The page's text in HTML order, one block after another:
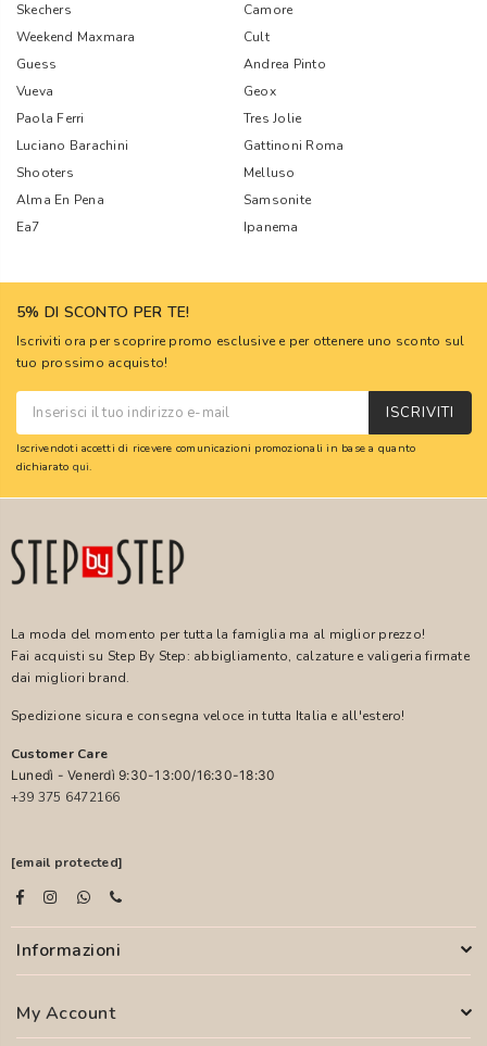
Skechers
Camore
Weekend Maxmara
Cult
Guess
Andrea Pinto
Vueva
Geox
Paola Ferri
Tres Jolie
Luciano Barachini
Gattinoni Roma
Shooters
Melluso
Alma En Pena
Samsonite
Ea7
Ipanema
5% DI SCONTO PER TE!
Iscriviti ora per scoprire promo esclusive e per ottenere uno sconto sul
tuo prossimo acquisto!
ISCRIVITI
Iscrivendoti accetti di ricevere comunicazioni promozionali in base a quanto
dichiarato qui.
La moda del momento per tutta la famiglia ma al miglior prezzo!
Fai acquisti su Step By Step: abbigliamento, calzature e valigeria firmate
dai migliori brand.
Spedizione sicura e consegna veloce in tutta Italia e all'estero!
Customer Care
Lunedì - Venerdì 9:30-13:00/16:30-18:30
+39 375 6472166
[email protected]
Informazioni
My Account